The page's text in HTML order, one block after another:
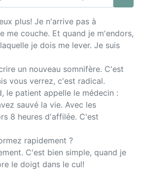
plus! Je n'arrive pas à
me couche. Et quand je m'endors,
je dois me lever. Je suis
un nouveau somnifère. C'est
vous verrez, c'est radical.
le patient appelle le médecin :
sauvé la vie. Avec les
8 heures d'affilée. C'est
rapidement ?
C'est bien simple, quand je
le doigt dans le cul!